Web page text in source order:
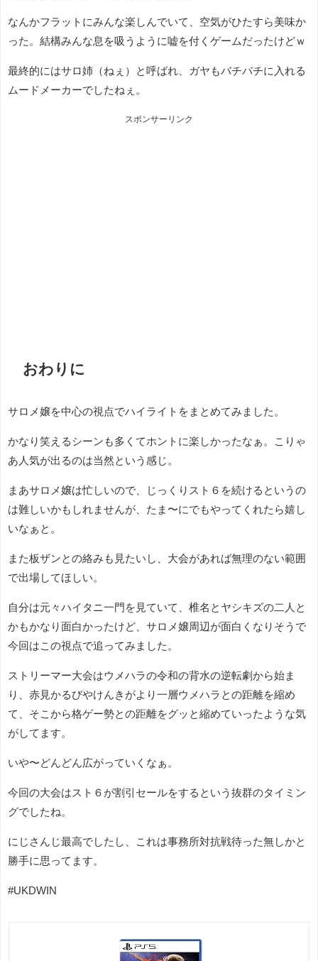
なんかフラットにみんな楽しんでいて、空気がひたすら美味か
った。結構みんな息を吸うように嘘を付くゲームだったけどｗ
最終的にはサロ姉（ねぇ）と呼ばれ、ガヤもバチバチに入れる
ムードメーカーでしたねぇ。
スポンサーリンク
おわりに
サロメ嬢を中心の視点でハイライトをまとめてみました。
かなり笑えるシーンも多くてホントに楽しかったなぁ。こりゃ
あ人気が出るのは当然という感じ。
まあサロメ嬢は忙しいので、じっくりスト６を続けるというの
は難しいかもしれませんが、たま〜にでもやってくれたら嬉し
いなぁと。
また板ザンとの絡みも見たいし、大会があれば無理のない範囲
で出場してほしい。
自分は元々ハイタニ一門を見ていて、椎名とヤシキズの二人と
かもかなり面白かったけど、サロメ嬢周辺が面白くなりそうで
今回はこの視点で追ってみました。
ストリーマー大会はウメハラの令和の背水の逆転劇から始ま
り、赤見かるびやけんきがより一層ウメハラとの距離を縮め
て、そこから格ゲー勢との距離をグッと縮めていったような気
がしてます。
いや〜どんどん広がっていくなぁ。
今回の大会はスト６が割引セールをするという抜群のタイミン
グでしたね。
にじさんじ最高でしたし、これは事務所対抗戦待った無しかと
勝手に思ってます。
#UKDWIN